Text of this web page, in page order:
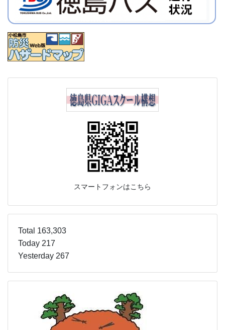
スマートフォンはこちら
Total 163,303
Today 217
Yesterday 267